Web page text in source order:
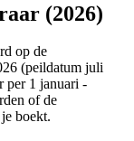
(2026)
op de
(peildatum juli
per 1 januari -
of de
boekt.